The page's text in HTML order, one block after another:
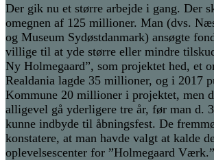
Der gik nu et større arbejde i gang. Der
omegnen af 125 millioner. Man (dvs.
og Museum Sydøstdanmark) ansøgte
villige til at yde større eller mindre
Ny Holmegaard”, som projektet hed, et
Realdania lagde 35 millioner, og i 2017
Kommune 20 millioner i projektet, men
alligevel gå yderligere tre år, før man d.
kunne indbyde til åbningsfest. De
konstatere, at man havde valgt at kalde
oplevelsescenter for ”Holmegaard Værk.”